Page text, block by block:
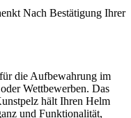
Nach Bestätigung Ihrer
die Aufbewahrung im
Wettbewerben. Das
hält Ihren Helm
und Funktionalität,